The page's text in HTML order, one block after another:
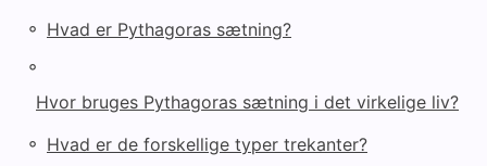
◦ Hvad er Pythagoras sætning?
◦
Hvor bruges Pythagoras sætning i det virkelige liv?
◦ Hvad er de forskellige typer trekanter?